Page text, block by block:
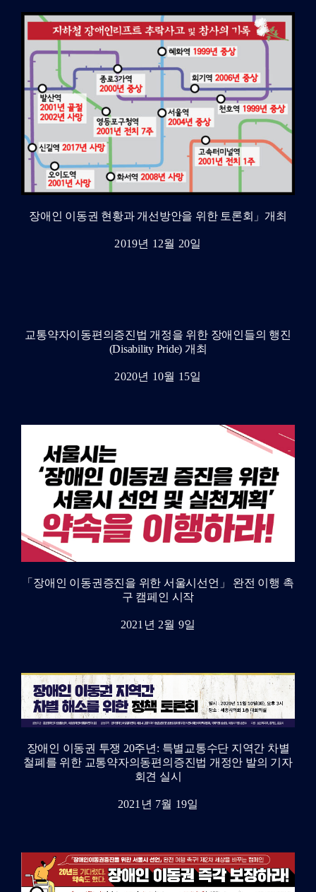
장애인 이동권 현황과 개선방안을 위한 토론회」개최
2019년 12월 20일
교통약자이동편의증진법 개정을 위한 장애인들의 행진
(Disability Pride) 개최
2020년 10월 15일
「장애인 이동권증진을 위한 서울시선언」 완전 이행 촉
구 캠페인 시작
2021년 2월 9일
장애인 이동권 투쟁 20주년: 특별교통수단 지역간 차별
철폐를 위한 교통약자의동편의증진법 개정안 발의 기자
회견 실시
2021년 7월 19일